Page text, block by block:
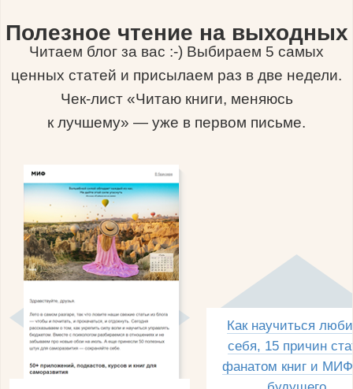
Полезное чтение на выходных
Читаем блог за вас :-) Выбираем 5 самых
ценных статей и присылаем раз в две недели.
Чек-лист «Читаю книги, меняюсь
к лучшему» — уже в первом письме.
Как научиться
себя, 15 причин
фанатом книг и